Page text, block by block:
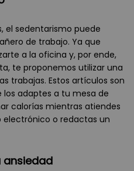
el sedentarismo puede
de trabajo. Ya que
a la oficina y, por ende,
te proponemos utilizar una
trabajas. Estos artículos son
los adaptes a tu mesa de
calorías mientras atiendes
electrónico o redactas un
ansiedad